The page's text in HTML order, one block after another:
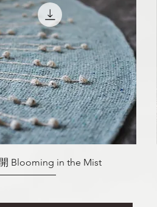
快速瀏覽
Blooming in the Mist